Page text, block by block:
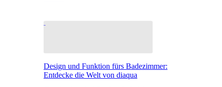
Design und Funktion fürs Badezimmer:
Entdecke die Welt von diaqua